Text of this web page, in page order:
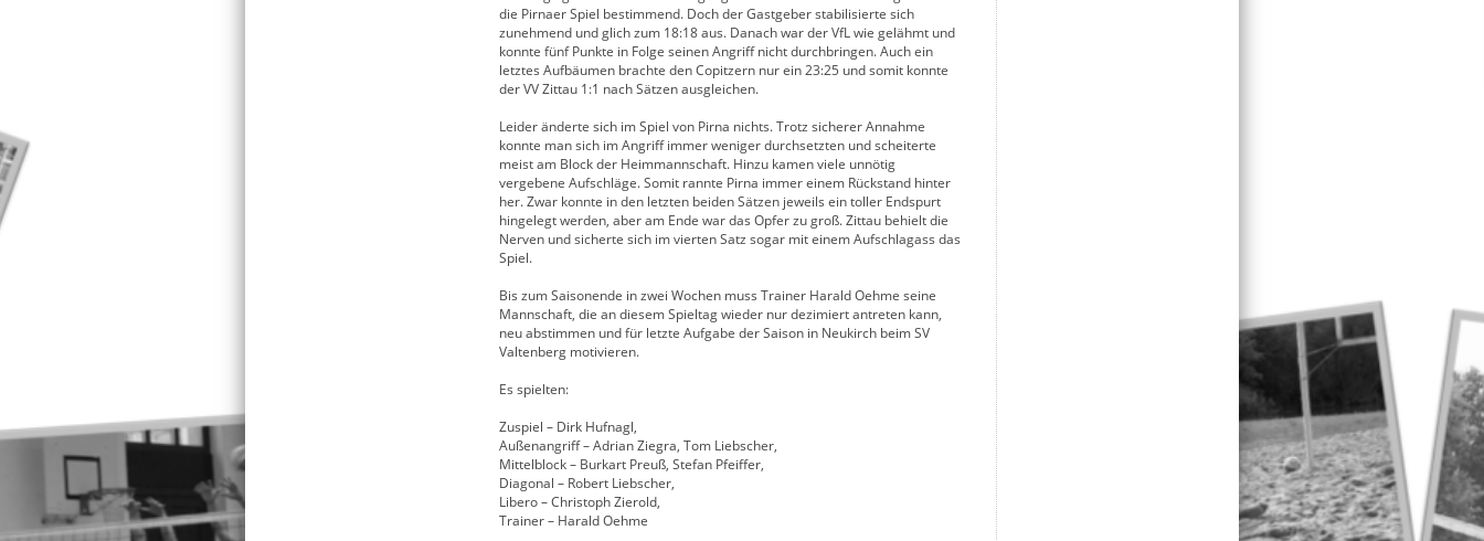
die Pirnaer Spiel bestimmend. Doch der Gastgeber stabilisierte sich
zunehmend und glich zum 18:18 aus. Danach war der VfL wie gelähmt und
konnte fünf Punkte in Folge seinen Angriff nicht durchbringen. Auch ein
letztes Aufbäumen brachte den Copitzern nur ein 23:25 und somit konnte
der VV Zittau 1:1 nach Sätzen ausgleichen.
Leider änderte sich im Spiel von Pirna nichts. Trotz sicherer Annahme
konnte man sich im Angriff immer weniger durchsetzten und scheiterte
meist am Block der Heimmannschaft. Hinzu kamen viele unnötig
vergebene Aufschläge. Somit rannte Pirna immer einem Rückstand hinter
her. Zwar konnte in den letzten beiden Sätzen jeweils ein toller Endspurt
hingelegt werden, aber am Ende war das Opfer zu groß. Zittau behielt die
Nerven und sicherte sich im vierten Satz sogar mit einem Aufschlagass das
Spiel.
Bis zum Saisonende in zwei Wochen muss Trainer Harald Oehme seine
Mannschaft, die an diesem Spieltag wieder nur dezimiert antreten kann,
neu abstimmen und für letzte Aufgabe der Saison in Neukirch beim SV
Valtenberg motivieren.
Es spielten:
Zuspiel – Dirk Hufnagl,
Außenangriff – Adrian Ziegra, Tom Liebscher,
Mittelblock – Burkart Preuß, Stefan Pfeiffer,
Diagonal – Robert Liebscher,
Libero – Christoph Zierold,
Trainer – Harald Oehme